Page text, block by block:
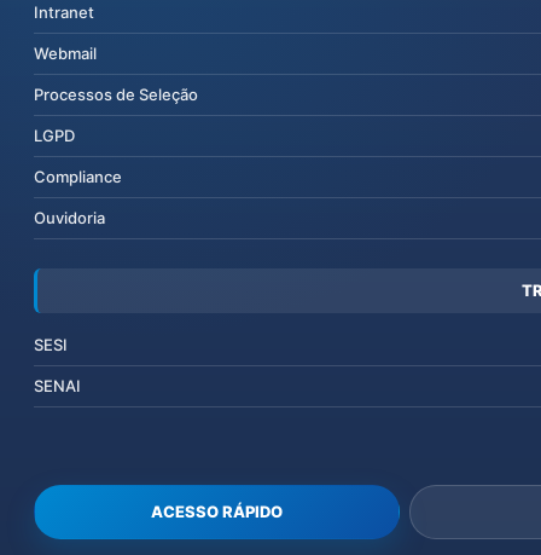
Intranet
Webmail
Processos de Seleção
LGPD
Compliance
Ouvidoria
SESI
SENAI
ACESSO RÁPIDO